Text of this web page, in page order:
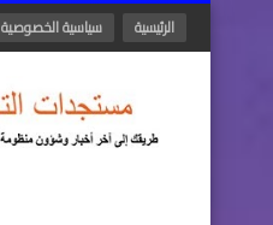
الرئيسية سياسية الخصوصية